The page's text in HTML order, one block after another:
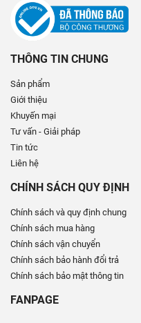
THÔNG TIN CHUNG
Sản phẩm
Giới thiệu
Khuyến mại
Tư vấn - Giải pháp
Tin tức
Liên hệ
CHÍNH SÁCH QUY ĐỊNH
Chính sách và quy định chung
Chính sách mua hàng
Chính sách vận chuyển
Chính sách bảo hành đổi trả
Chính sách bảo mật thông tin
FANPAGE